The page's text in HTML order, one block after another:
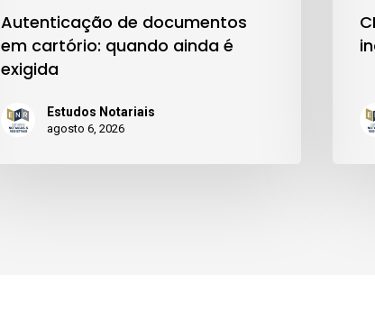
Autenticação de documentos
em cartório: quando ainda é
exigida
Estudos Notariais
agosto 6, 2026